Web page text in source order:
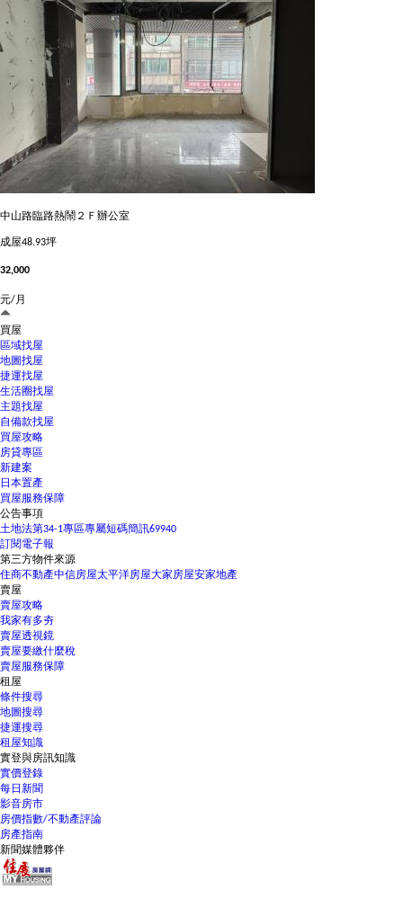
中山路臨路熱鬧２Ｆ辦公室
成屋48.93坪
32,000
元/月
買屋
區域找屋
地圖找屋
捷運找屋
生活圈找屋
主題找屋
自備款找屋
買屋攻略
房貸專區
新建案
日本置產
買屋服務保障
公告事項
土地法第34-1專區專屬短碼簡訊69940
訂閱電子報
第三方物件來源
住商不動產中信房屋太平洋房屋大家房屋安家地產
賣屋
賣屋攻略
我家有多夯
賣屋透視鏡
賣屋要繳什麼稅
賣屋服務保障
租屋
條件搜尋
地圖搜尋
捷運搜尋
租屋知識
實登與房訊知識
實價登錄
每日新聞
影音房市
房價指數/不動產評論
房產指南
新聞媒體夥伴